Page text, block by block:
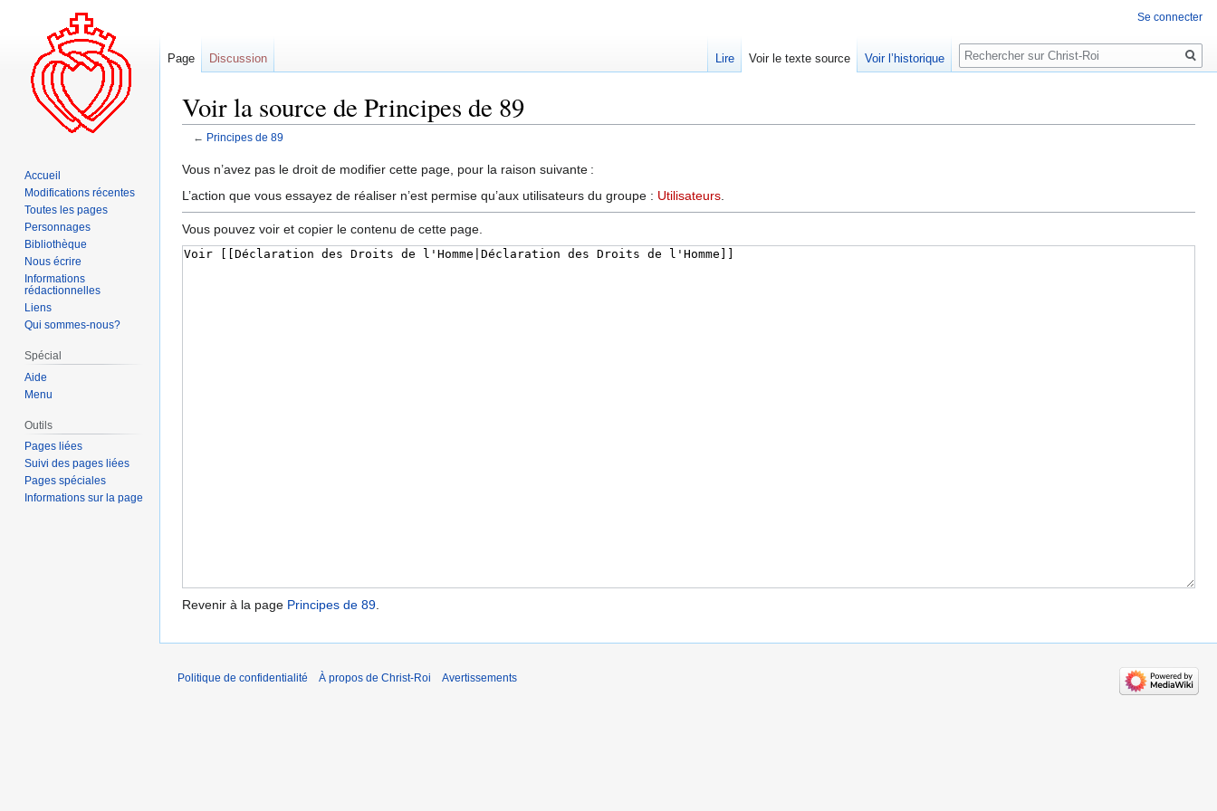
Voir la source de Principes de 89
← Principes de 89
Aller
à
navigation
Aller
à
recherche
Vous n’avez pas le droit de modifier cette page, pour la raison suivante :
L’action que vous essayez de réaliser n’est permise qu’aux utilisateurs du groupe : Utilisateurs
Vous pouvez voir et copier le contenu de cette page.
Revenir à la page Principes de 89.
Se connecter
Page Discussion Lire Voir le texte source Voir l’historique
Rechercher
Accueil
Modifications récentes
Toutes les pages
Personnages
Bibliothèque
Nous écrire
Informations
rédactionnelles
Liens
Qui sommes-nous?
Spécial
Aide
Menu
Outils
Pages liées
Suivi des pages liées
Pages spéciales
Informations sur la page
Politique de confidentialité À propos de Christ-Roi Avertissements